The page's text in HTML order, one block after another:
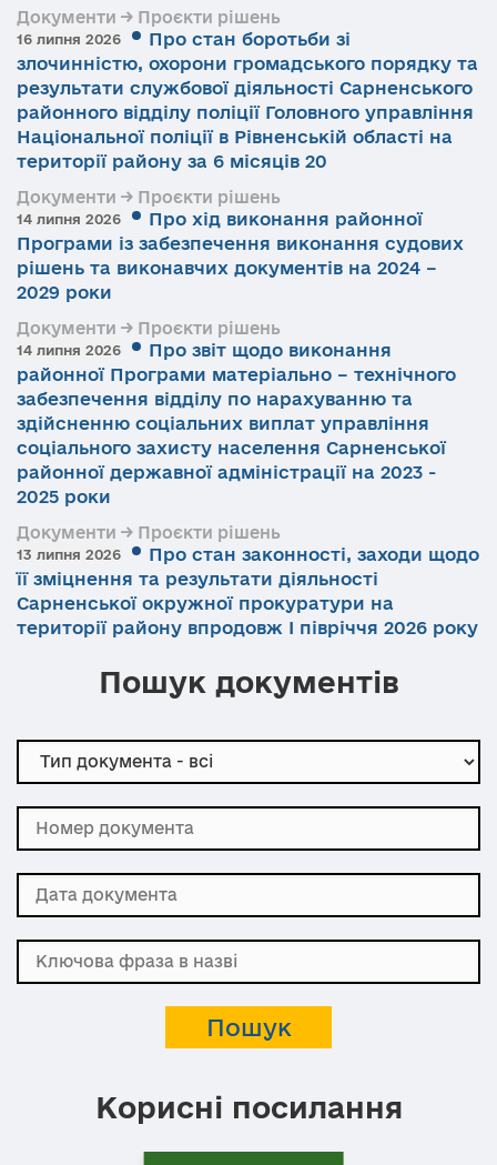
Документи → Проєкти рішень
16 липня 2026
Про стан боротьби зі
злочинністю, охорони громадського порядку та
результати службової діяльності Сарненського
районного відділу поліції Головного управління
Національної поліції в Рівненській області на
території району за 6 місяців 20
Документи → Проєкти рішень
14 липня 2026
Про хід виконання районної
Програми із забезпечення виконання судових
рішень та виконавчих документів на 2024 –
2029 роки
Документи → Проєкти рішень
14 липня 2026
Про звіт щодо виконання
районної Програми матеріально – технічного
забезпечення відділу по нарахуванню та
здійсненню соціальних виплат управління
соціального захисту населення Сарненської
районної державної адміністрації на 2023 -
2025 роки
Документи → Проєкти рішень
13 липня 2026
Про стан законності, заходи щодо
її зміцнення та результати діяльності
Сарненської окружної прокуратури на
території району впродовж І півріччя 2026 року
Пошук документів
Корисні посилання